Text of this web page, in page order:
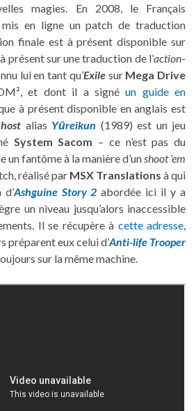
magies. En 2008, le Français
en ligne un patch de traduction
finale est à présent disponible sur
présent sur une traduction de l’action-
lui en tant qu’Exile sur Mega Drive
et dont il a signéun guide en
à présent disponible en anglais est
alias Yūreikun (1989) est un jeu
System Sacom – ce n’est pas du
un fantôme à la manière d’un shoot ’em
réalisé par MSX Translations à qui
Ashguine Story 2 abordée ici il y a
un niveau jusqu’alors inaccessible
Il se récupère à cette adresse
préparent eux celui d’Anti-life Trooper
sur la même machine.